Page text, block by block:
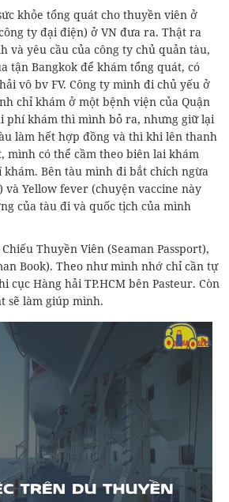
khỏe tổng quát cho thuyền viên ở
ty đại điện) ở VN đưa ra. Thật ra
và yêu cầu của công ty chủ quản tàu,
tận Bangkok để khám tổng quát, có
vô bv FV. Công ty mình đi chủ yếu ở
chỉ khám ở một bệnh viện của Quận
phí khám thì mình bỏ ra, nhưng giữ lại
làm hết hợp đồng và thì khi lên thanh
mình có thể cầm theo biên lai khám
Bên tàu mình đi bắt chích ngừa
Yellow fever (chuyện vaccine này
của tàu đi và quốc tịch của mình
Thuyền Viên (Seaman Passport),
Book). Theo như mình nhớ chỉ cần tự
cục Hàng hải TP.HCM bên Pasteur. Còn
sẽ làm giúp mình.